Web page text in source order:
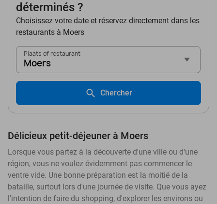
déterminés ?
Choisissez votre date et réservez directement dans les
restaurants à Moers
Plaats of restaurant
Moers
Chercher
Délicieux petit-déjeuner à Moers
Lorsque vous partez à la découverte d'une ville ou d'une
région, vous ne voulez évidemment pas commencer le
ventre vide. Une bonne préparation est la moitié de la
bataille, surtout lors d'une journée de visite. Que vous ayez
l'intention de faire du shopping, d'explorer les environs ou